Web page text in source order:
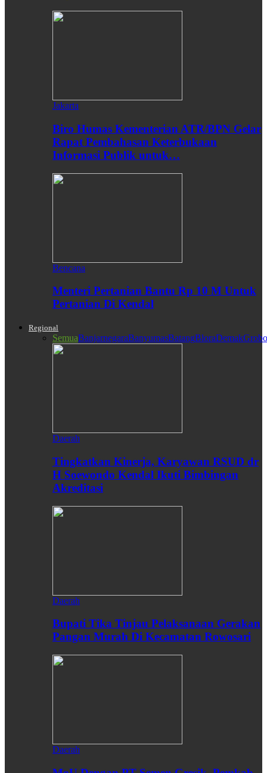
Jakarta
Biro Humas Kementerian ATR/BPN Gelar
Rapat Pembahasan Keterbukaan
Informasi Publik untuk…
Bencana
Menteri Pertanian Bantu Rp 10 M Untuk
Pertanian Di Kendal
Regional
SemuaBanjarnegaraBanyumasBatangBloraDemak
Daerah
Tingkatkan Kinerja, Karyawan RSUD dr
H Soewondo Kendal Ikuti Bimbingan
Akreditasi
Daerah
Bupati Tika Tinjau Pelaksanaan Gerakan
Pangan Murah Di Kecamatan Rowosari
Daerah